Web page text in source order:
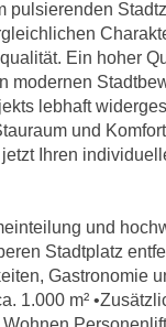
Ein hoher
lebhaft
und
Ihren
und
Stadtplatz
Gastronomie
1.000 m²